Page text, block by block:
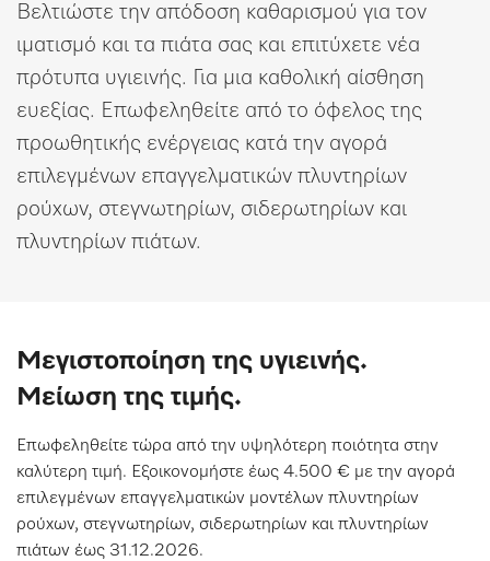
Βελτιώστε την απόδοση καθαρισμού για τον
ιματισμό και τα πιάτα σας και επιτύχετε νέα
πρότυπα υγιεινής. Για μια καθολική αίσθηση
ευεξίας. Επωφεληθείτε από το όφελος της
προωθητικής ενέργειας κατά την αγορά
επιλεγμένων επαγγελματικών πλυντηρίων
ρούχων, στεγνωτηρίων, σιδερωτηρίων και
πλυντηρίων πιάτων.
Μεγιστοποίηση της υγιεινής.
Μείωση της τιμής.
Επωφεληθείτε τώρα από την υψηλότερη ποιότητα στην
καλύτερη τιμή. Εξοικονομήστε έως 4.500 € με την αγορά
επιλεγμένων επαγγελματικών μοντέλων πλυντηρίων
ρούχων, στεγνωτηρίων, σιδερωτηρίων και πλυντηρίων
πιάτων έως 31.12.2026.